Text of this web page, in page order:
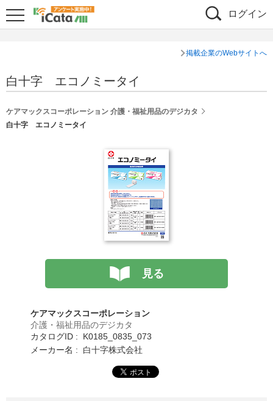
ログイン
掲載企業のWebサイトへ
白十字 エコノミータイ
ケアマックスコーポレーション 介護・福祉用品のデジカタ
白十字 エコノミータイ
見る
ケアマックスコーポレーション
介護・福祉用品のデジカタ
カタログID : K0185_0835_073
メーカー名 : 白十字株式会社